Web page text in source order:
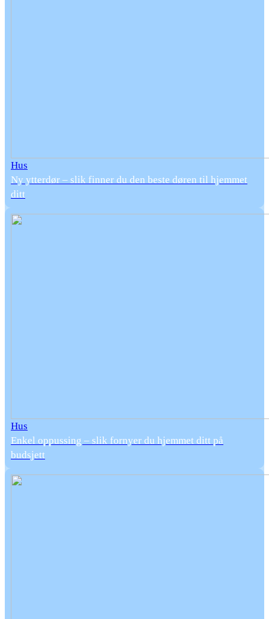
Hus
Ny ytterdør – slik finner du den beste døren til hjemmet
ditt
Hus
Enkel oppussing – slik fornyer du hjemmet ditt på
budsjett